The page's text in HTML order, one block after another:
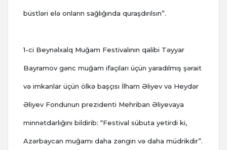
büstləri elə onların sağlığında quraşdırılsın”.
1-ci Beynəlxalq Muğam Festivalının qalibi Təyyar
Bayramov gənc muğam ifaçıları üçün yaradılmış şərait
və imkanlar üçün ölkə başçısı İlham Əliyev və Heydər
Əliyev Fondunun prezidenti Mehriban Əliyevaya
minnətdarlığını bildirib: “Festival sübuta yetirdi ki,
Azərbaycan muğamı daha zəngin və daha müdrikdir”.